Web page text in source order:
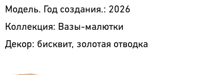
Модель. Год создания.: 2026
Коллекция: Вазы-малютки
Декор: бисквит, золотая отводка